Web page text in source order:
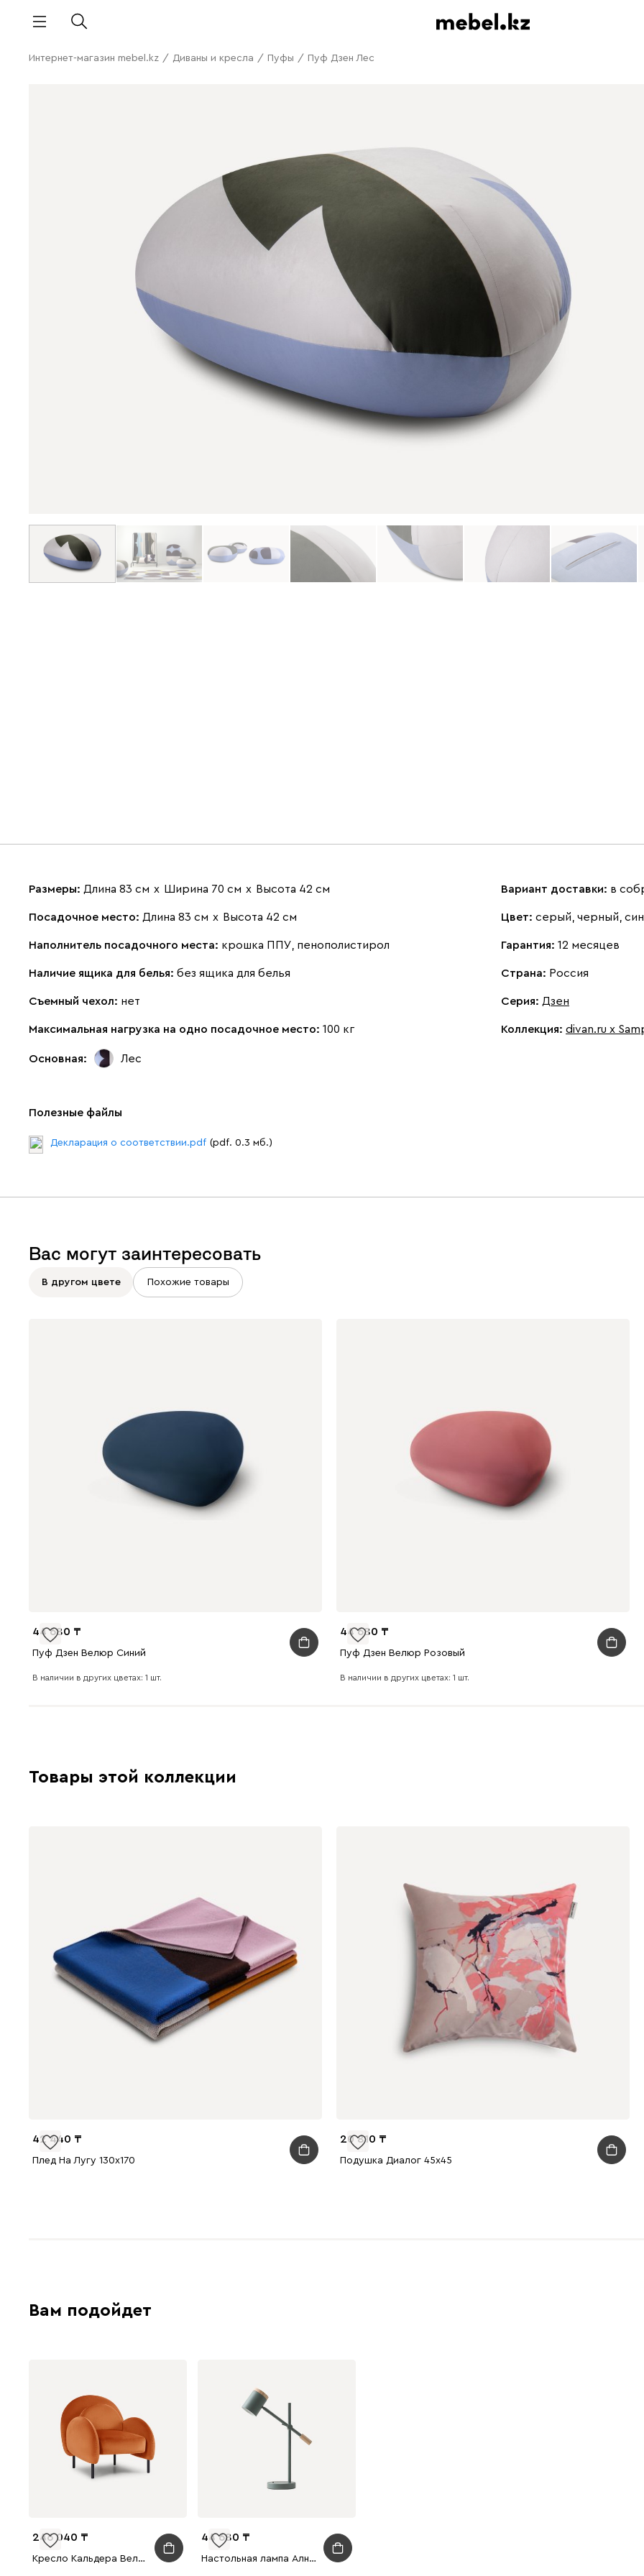
Интернет-магазин mebel.kz / Диваны и кресла / Пуфы / Пуф Дзен Лес
Размеры: Длина 83 см х Ширина 70 см х Высота 42 см
Посадочное место: Длина 83 см х Высота 42 см
Наполнитель посадочного места: крошка ППУ, пенополистирол
Наличие ящика для белья: без ящика для белья
Съемный чехол: нет
Максимальная нагрузка на одно посадочное место: 100 кг
Основная: Лес
Вариант доставки: в
Цвет: серый, черный,
Гарантия: 12 месяцев
Страна: Россия
Серия: Дзен
Коллекция: divan.ru x
Полезные файлы
Декларация о соответствии.pdf (pdf. 0.3 мб.)
Вас могут заинтересовать
В другом цвете Похожие товары
44 680
Пуф Дзен Велюр Синий
В наличии в других цветах: 1 шт.
44 680
Пуф Дзен Велюр Розовый
В наличии в других цветах: 1 шт.
Товары этой коллекции
42 440
Плед На Лугу 130x170
20 810
Подушка Диалог 45x45
Вам подойдет
246 040
Кресло Кальдера Велюр Оранжевый
44 680
Настольная лампа Алней Зеленый